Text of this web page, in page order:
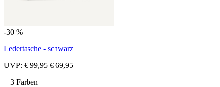
-30 %
Ledertasche - schwarz
UVP: € 99,95 € 69,95
+ 3 Farben